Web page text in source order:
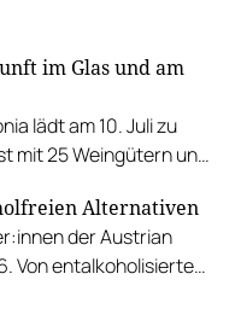
im Glas und am
lädt am 10. Juli zu
mit 25 Weingütern und
Alternativen
der Austrian
Von entalkoholisierten